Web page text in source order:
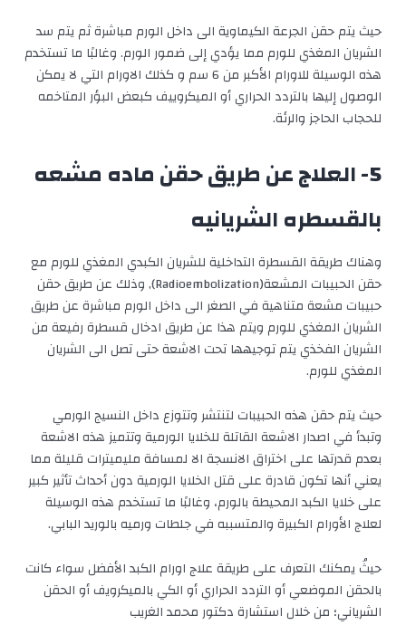
حيث يتم حقن الجرعة الكيماوية الى داخل الورم مباشرة ثم يتم سد
الشريان المغذي للورم مما يؤدي إلى ضمور الورم. وغالبًا ما تستخدم
هذه الوسيلة للاورام الأكبر من 6 سم و كذلك الاورام التي لا يمكن
الوصول إليها بالتردد الحراري أو الميكروييف كبعض البؤر المتاخمه
للحجاب الحاجز والرئة.
5- العلاج عن طريق حقن ماده مشعه
بالقسطره الشريانيه
وهناك طريقة القسطرة التداخلية للشريان الكبدي المغذي للورم مع
حقن الحبيبات المشعة(Radioembolization), وذلك عن طريق حقن
حبيبات مشعة متناهية في الصغر الى داخل الورم مباشرة عن طريق
الشريان المغذي للورم ويتم هذا عن طريق ادخال قسطرة رفيعة من
الشريان الفخذي يتم توجيهها تحت الاشعة حتى تصل الى الشريان
المغذي للورم.
حيث يتم حقن هذه الحبيبات لتنتشر وتتوزع داخل النسيج الورمي
وتبدأ في اصدار الاشعة القاتلة للخلايا الورمية وتتميز هذه الاشعة
بعدم قدرتها على اختراق الانسجة الا لمسافة مليميترات قليلة مما
يعني أنها تكون قادرة على قتل الخلايا الورمية دون أحداث تأثير كبير
على خلايا الكبد المحيطة بالورم، وغالبًا ما تستخدم هذه الوسيلة
لعلاج الأورام الكبيرة والمتسببه في جلطات ورميه بالوريد البابي.
حيثُ يمكنك التعرف على طريقة علاج اورام الكبد الأفضل سواء كانت
بالحقن الموضعي أو التردد الحراري أو الكي بالميكرويف أو الحقن
الشرياني؛ من خلال استشارة دكتور محمد الغريب